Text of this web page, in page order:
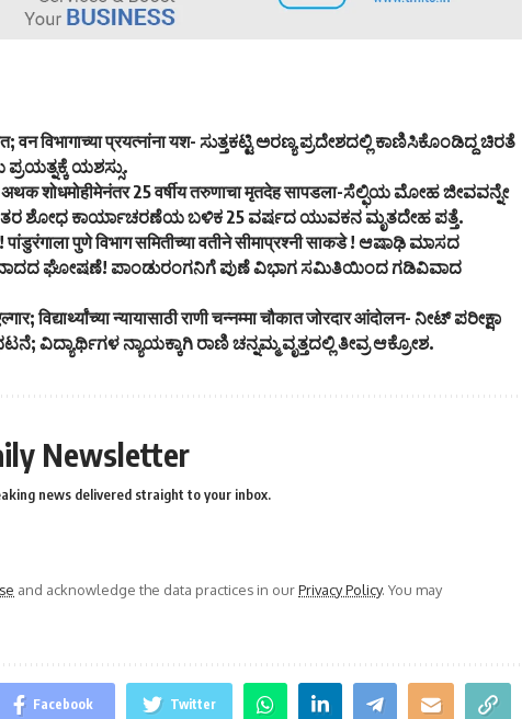
वन विभागाच्या प्रयत्नांना यश- ಸುತ್ತಕಟ್ಟಿ ಅರಣ್ಯ ಪ್ರದೇಶದಲ್ಲಿ ಕಾಣಿಸಿಕೊಂಡಿದ್ದ ಚಿರತೆ
ಯಶಸ್ಸು.
अथक शोधमोहीमेनंतर 25 वर्षीय तरुणाचा मृतदेह सापडला-ಸೆಲ್ಫಿಯ ಮೋಹ ಜೀವವನ್ನೇ
ಶೋಧ ಕಾರ್ಯಾಚರಣೆಯ ಬಳಿಕ 25 ವರ್ಷದ ಯುವಕನ ಮೃತದೇಹ ಪತ್ತೆ.
! पांडुरंगाला पुणे विभाग समितीच्या वतीने सीमाप्रश्नी साकडे ! ಆಷಾಢಿ ಮಾಸದ
ಘೋಷಣೆ! ಪಾಂಡುರಂಗನಿಗೆ ಪುಣೆ ವಿಭಾಗ ಸಮಿತಿಯಿಂದ ಗಡಿವಿವಾದ
विद्यार्थ्यांच्या न्यायासाठी राणी चन्नम्मा चौकात जोरदार आंदोलन- ನೀಟ್ ಪರೀಕ್ಷಾ
ನ್ಯಾಯಕ್ಕಾಗಿ ರಾಣಿ ಚನ್ನಮ್ಮ ವೃತ್ತದಲ್ಲಿ ತೀವ್ರ ಆಕ್ರೋಶ.
Newsletter
news delivered straight to your inbox.
and acknowledge the data practices in ourPrivacy Policy. You may
Facebook Twitter